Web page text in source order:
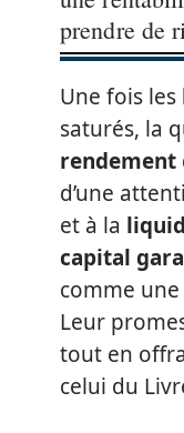
prendre de
Une fois les
saturés, la
rendement
d’une
et à la
capital
comme
Leur
tout en
celui du